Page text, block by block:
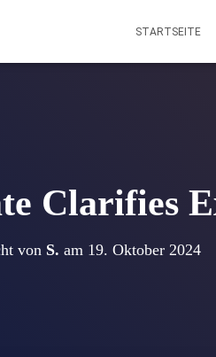
STARTSEITE
Clarifies
von S. am 19. Oktober 2024